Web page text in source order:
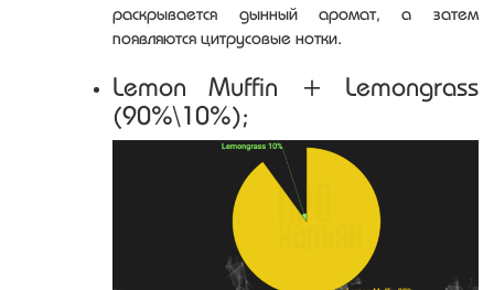
раскрывается дынный аромат, а затем
появляются цитрусовые нотки.
Lemon Muffin + Lemongrass
(90%\10%);